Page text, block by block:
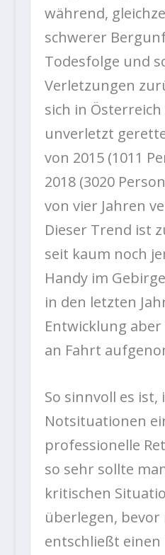
während,
schwerer
Todesfolge und
Verletzungen
sich in
unverletzt
von 2015 (1011
2018 (3020
von vier Jahren
Dieser Trend ist
seit kaum noch
Handy im
in den letzten
Entwicklung
an Fahrt
So sinnvoll es ist,
Notsituationen
professionelle
so sehr sollte
kritischen
überlegen, bevor
entschließt